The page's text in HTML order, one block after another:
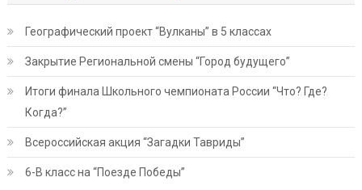
Географический проект “Вулканы” в 5 классах
Закрытие Региональной смены “Город будущего”
Итоги финала Школьного чемпионата России “Что? Где?
Когда?”
Всероссийская акция “Загадки Тавриды”
6-В класс на “Поезде Победы”